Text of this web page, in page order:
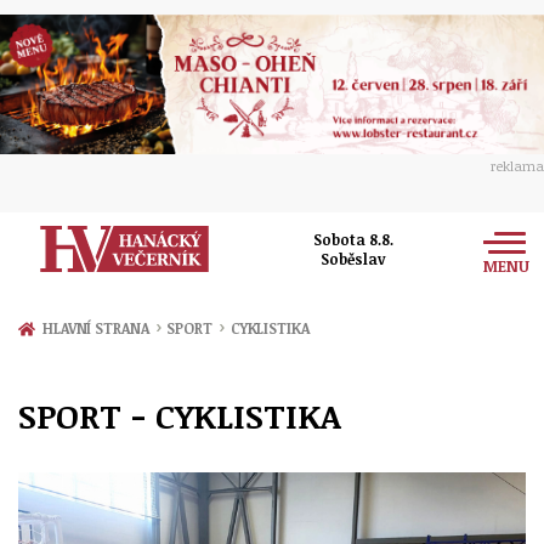
reklama
Sobota 8.8.
Soběslav
MENU
Zprávy
Přerov
Politika
Ekonomika
Kultura
Hudba
Společnost
Ženy
Sport
HLAVNÍ STRANA › SPORT › CYKLISTIKA
SPORT - CYKLISTIKA